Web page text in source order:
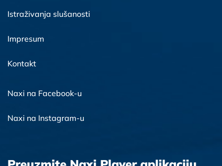
Istraživanja slušanosti
Impresum
Kontakt
Naxi na Facebook-u
Naxi na Instagram-u